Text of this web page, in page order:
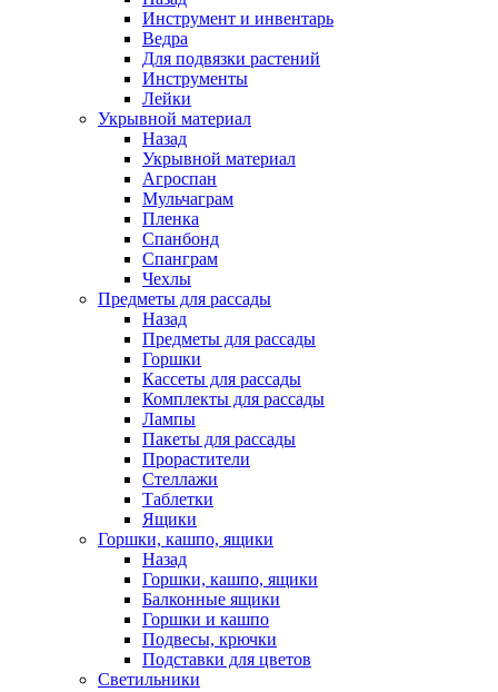
Инструмент и инвентарь
Ведра
Для подвязки растений
Инструменты
Лейки
Укрывной материал
Назад
Укрывной материал
Агроспан
Мульчаграм
Пленка
Спанбонд
Спанграм
Чехлы
Предметы для рассады
Назад
Предметы для рассады
Горшки
Кассеты для рассады
Комплекты для рассады
Лампы
Пакеты для рассады
Прорастители
Стеллажи
Таблетки
Ящики
Горшки, кашпо, ящики
Назад
Горшки, кашпо, ящики
Балконные ящики
Горшки и кашпо
Подвесы, крючки
Подставки для цветов
Светильники